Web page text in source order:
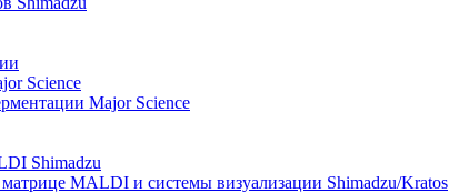
Science
Major Science
Shimadzu
MALDI и системы визуализации Shimadzu/Kratos